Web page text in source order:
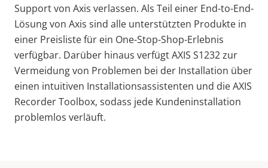
Support von Axis verlassen. Als Teil einer End-to-End-
Lösung von Axis sind alle unterstützten Produkte in
einer Preisliste für ein One-Stop-Shop-Erlebnis
verfügbar. Darüber hinaus verfügt AXIS S1232 zur
Vermeidung von Problemen bei der Installation über
einen intuitiven Installationsassistenten und die AXIS
Recorder Toolbox, sodass jede Kundeninstallation
problemlos verläuft.